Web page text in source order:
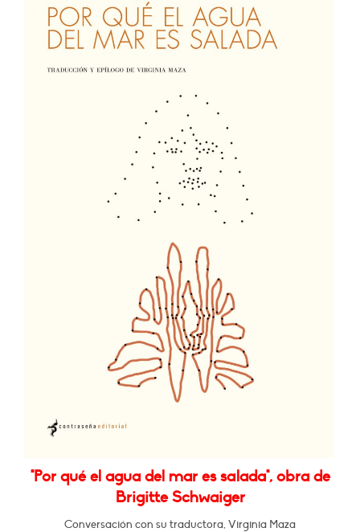
"Por qué el agua del mar es salada", obra de
Brigitte Schwaiger
Conversación con su traductora, Virginia Maza